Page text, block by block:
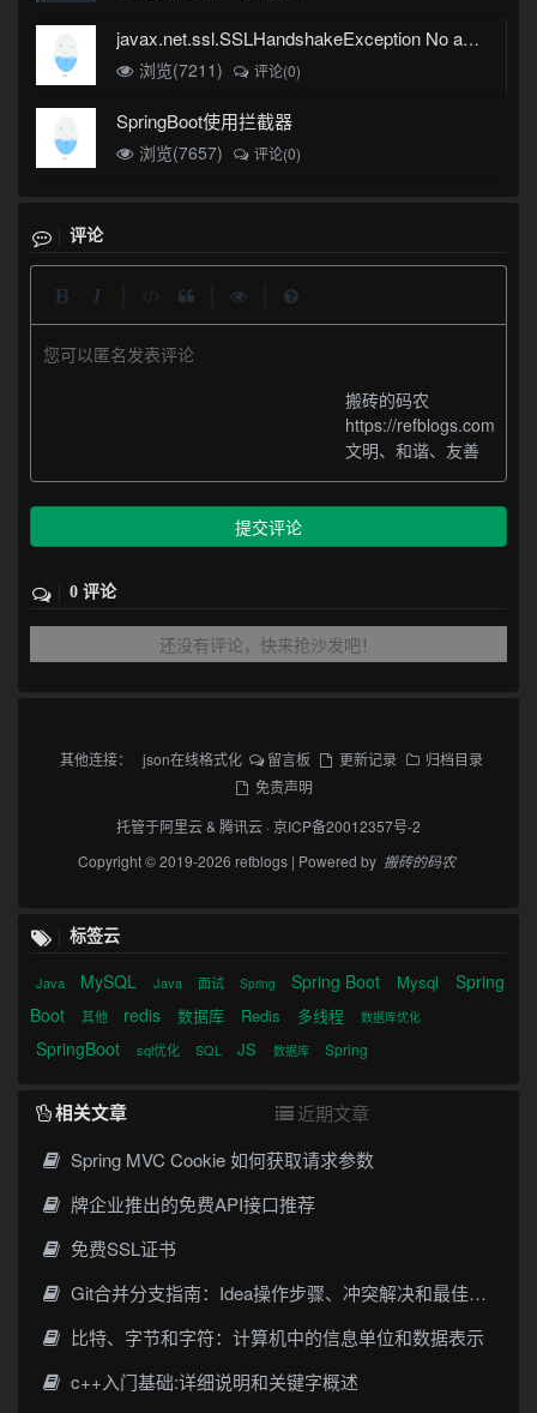
javax.net.ssl.SSLHandshakeException No appropriate protocol (protocol is disabled or cipher suites are inappropriate)错误
浏览(7211)
评论(0)
SpringBoot使用拦截器
浏览(7657) 评论(0)
评论
您可以匿名发表评论
搬砖的码农
https://refblogs.com
文明、和谐、友善
提交评论
0 评论
还没有评论，快来抢沙发吧！
其他连接： json在线格式化 留言板 更新记录
归档目录
免责声明
托管于阿里云& 腾讯云 ·京ICP备20012357号-2
Copyright © 2019-2026 refblogs | Powered by 搬砖的码农
标签云
Java MySQL Java 面试 Spring Spring Boot Mysql
Spring
Boot
其他 redis 数据库 Redis 多线程 数据库优化
SpringBoot sql优化 SQL JS 数据库 Spring
相关文章
近期文章
Spring MVC Cookie 如何获取请求参数
牌企业推出的免费API接口推荐
免费SSL证书
Git合并分支指南：Idea操作步骤、冲突解决和最佳实践
比特、字节和字符：计算机中的信息单位和数据表示
c++入门基础:详细说明和关键字概述